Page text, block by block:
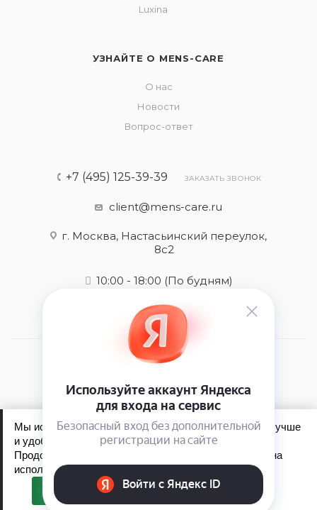
Luxina
УЗНАЙТЕ О MENS-CARE
О нас
Новости
Вопрос-ответ
+7 (495) 125-39-39 ЗАКАЗАТЬ ЗВОНОК
client@mens-care.ru
г. Москва, Настасьинский переулок,
8с2
10:00 - 18:00 (По будням)
2026 © Mens-care - интернет-магазин
Обработка персональных данных
Политика конфиденциальности
Мы используем файлы cookie, чтобы сайт работал лучше
и удобнее для вас.
Продолжая пользоваться сайтом, вы соглашаетесь на
использование файлов cookie.
Принять